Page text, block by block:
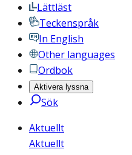
Lättläst
Teckenspråk
In English
Other languages
Ordbok
Aktivera lyssna
Sök
Aktuellt
Aktuellt